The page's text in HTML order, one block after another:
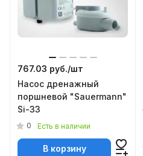
767.03 руб./шт
Насос дренажный
поршневой "Sauermann"
Si-33
0 Есть в наличии
В корзину